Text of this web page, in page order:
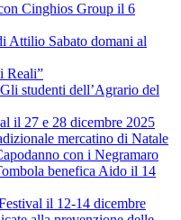
Cinghios Group il 6
Sabato domani al
Reali”
studenti dell’Agrario del
il 27 e 28 dicembre 2025
mercatino di Natale
con i Negramaro
benefica Aido il 14
il 12-14 dicembre